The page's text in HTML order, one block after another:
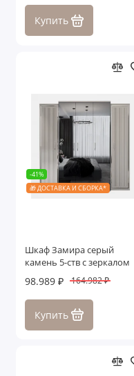
Купить
-41%
🎁 ДОСТАВКА И СБОРКА*
Шкаф Замира серый
камень 5-ств с зеркалом
98.989 ₽ 164.982 ₽
Купить